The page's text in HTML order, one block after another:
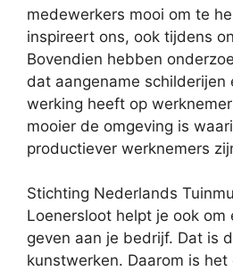
medewerkers mooi om te
inspireert ons, ook tijdens
Bovendien hebben
dat aangename schilderijen
werking heeft op
mooier de omgeving is
productiever werknemers
Stichting Nederlands
Loenersloot helpt je ook
geven aan je bedrijf. Dat is
kunstwerken. Daarom is